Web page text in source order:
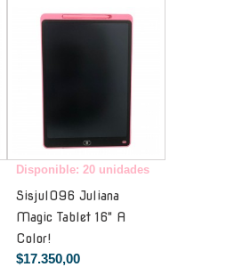
Disponible: 20 unidades
Sisjul096 Juliana
Magic Tablet 16" A
Color!
$17.350,00